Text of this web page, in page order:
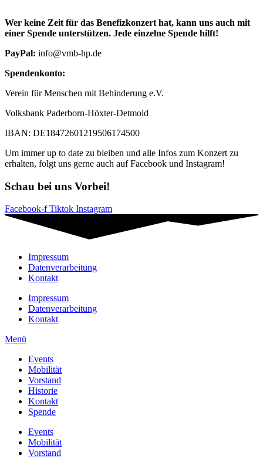
Wer keine Zeit für das Benefizkonzert hat, kann uns auch mit
einer Spende unterstützen. Jede einzelne Spende hilft!
PayPal: info@vmb-hp.de
Spendenkonto:
Verein für Menschen mit Behinderung e.V.
Volksbank Paderborn-Höxter-Detmold
IBAN: DE18472601219506174500
Um immer up to date zu bleiben und alle Infos zum Konzert zu
erhalten, folgt uns gerne auch auf Facebook und Instagram!
Schau bei uns Vorbei!
Facebook-f Tiktok Instagram
Impressum
Datenverarbeitung
Kontakt
Impressum
Datenverarbeitung
Kontakt
Menü
Events
Mobilität
Vorstand
Historie
Kontakt
Spende
Events
Mobilität
Vorstand